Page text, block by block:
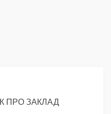
ПРО ЗАКЛАД